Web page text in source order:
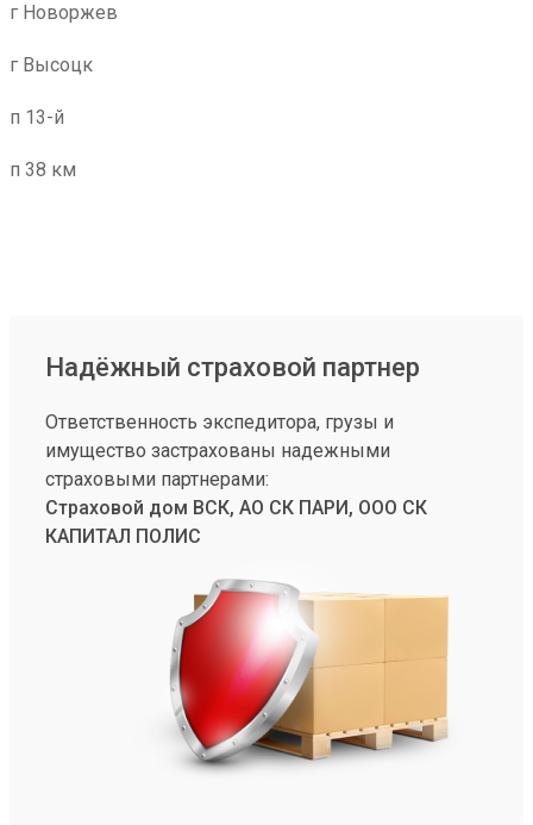
г Новоржев
г Высоцк
п 13-й
п 38 км
Надёжный страховой партнер
Ответственность экспедитора, грузы и
имущество застрахованы надежными
страховыми партнерами:
Страховой дом ВСК, АО СК ПАРИ, ООО СК
КАПИТАЛ ПОЛИС